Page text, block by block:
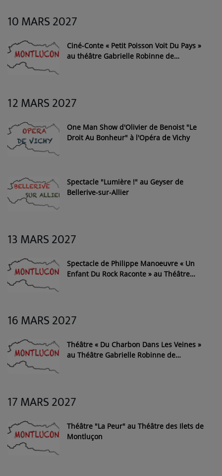
10 MARS 2027
Ciné-Conte « Petit Poisson Voit Du Pays »
au théâtre Gabrielle Robinne de
12 MARS 2027
One Man Show d'Olivier de Benoist "Le
Droit Au Bonheur" à l'Opéra de Vichy
Spectacle "Lumière !" au Geyser de
Bellerive-sur-Allier
13 MARS 2027
Spectacle de Philippe Manoeuvre « Un
Enfant Du Rock Raconte » au Théâtre
16 MARS 2027
Théâtre « Du Charbon Dans Les Veines »
au Théâtre Gabrielle Robinne de
17 MARS 2027
Théâtre "La Peur" au Théâtre des Ilets de
Montluçon